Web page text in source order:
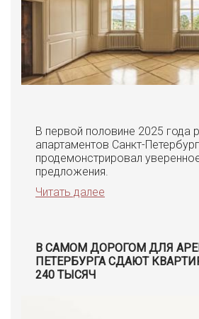
В первой половине 2025 года
апартаментов Санкт-
продемонстрировал
предложения.
Читать далее
В САМОМ ДОРОГОМ ДЛЯ
ПЕТЕРБУРГА СДАЮТ
240 ТЫСЯЧ